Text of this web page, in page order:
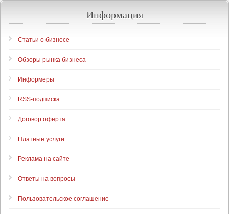
Информация
Статьи о бизнесе
Обзоры рынка бизнеса
Информеры
RSS-подписка
Договор оферта
Платные услуги
Реклама на сайте
Ответы на вопросы
Пользовательское соглашение